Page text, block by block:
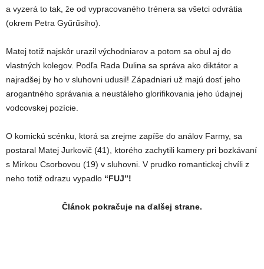
a vyzerá to tak, že od vypracovaného trénera sa všetci odvrátia
(okrem Petra Gyűrűsiho).
Matej totiž najskôr urazil východniarov a potom sa obul aj do
vlastných kolegov. Podľa Rada Dulina sa správa ako diktátor a
najradšej by ho v sluhovni udusil! Západniari už majú dosť jeho
arogantného správania a neustáleho glorifikovania jeho údajnej
vodcovskej pozície.
O komickú scénku, ktorá sa zrejme zapíše do análov Farmy, sa
postaral Matej Jurkovič (41), ktorého zachytili kamery pri bozkávaní
s Mirkou Csorbovou (19) v sluhovni. V prudko romantickej chvíli z
neho totiž odrazu vypadlo “FUJ”!
Článok pokračuje na ďalšej strane.